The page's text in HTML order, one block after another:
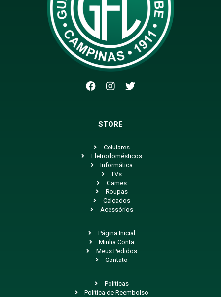
STORE
Celulares
Eletrodomésticos
Informática
TVs
Games
Roupas
Calçados
Acessórios
Página Inicial
Minha Conta
Meus Pedidos
Contato
Políticas
Política de Reembolso